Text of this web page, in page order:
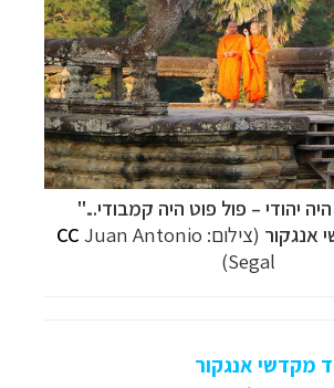
יהודי – פול פוט היה קמבודי..."
אנגקור (צילום: CC Juan Antonio
Segal)
מקדשי אנגקור